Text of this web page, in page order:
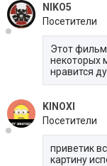
NIKO5
Посетители
Этот
некоторых
нравится
KINOXI
Посетители
приветик
картину